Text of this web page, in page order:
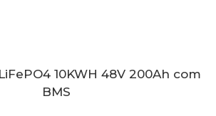
10KWH 48V 200Ah com
BMS